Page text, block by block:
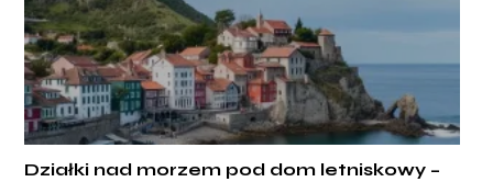
Działki nad morzem pod dom letniskowy –